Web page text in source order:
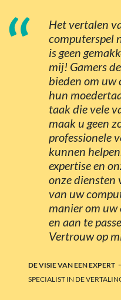
“
Het vertalen
computerspel
is geen
mij! Gamers
bieden om uw
hun
taak die vele
maak u geen
professionele
kunnen
expertise en
onze diensten
van uw
manier om
en aan te
Vertrouw op
DE VISIE VAN EEN EXPERT -
SPECIALIST IN DE